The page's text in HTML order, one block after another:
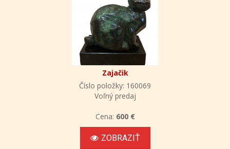
Zajačik
Číslo položky: 160069
Voľný predaj
Cena: 600 €
ZOBRAZIŤ